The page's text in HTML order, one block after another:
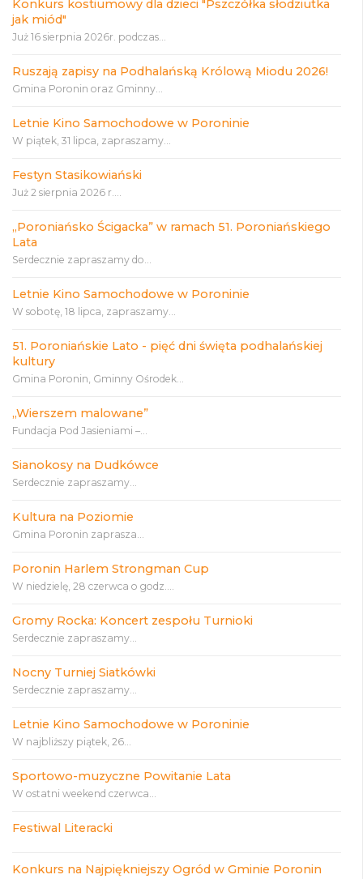
Konkurs kostiumowy dla dzieci "Pszczółka słodziutka
jak miód"
Już 16 sierpnia 2026r. podczas...
Ruszają zapisy na Podhalańską Królową Miodu 2026!
Gmina Poronin oraz Gminny...
Letnie Kino Samochodowe w Poroninie
W piątek, 31 lipca, zapraszamy...
Festyn Stasikowiański
Już 2 sierpnia 2026 r....
„Poroniańsko Ścigacka” w ramach 51. Poroniańskiego
Lata
Serdecznie zapraszamy do...
Letnie Kino Samochodowe w Poroninie
W sobotę, 18 lipca, zapraszamy...
51. Poroniańskie Lato - pięć dni święta podhalańskiej
kultury
Gmina Poronin, Gminny Ośrodek...
„Wierszem malowane”
Fundacja Pod Jasieniami –...
Sianokosy na Dudkówce
Serdecznie zapraszamy...
Kultura na Poziomie
Gmina Poronin zaprasza...
Poronin Harlem Strongman Cup
W niedzielę, 28 czerwca o godz....
Gromy Rocka: Koncert zespołu Turnioki
Serdecznie zapraszamy...
Nocny Turniej Siatkówki
Serdecznie zapraszamy...
Letnie Kino Samochodowe w Poroninie
W najbliższy piątek, 26...
Sportowo-muzyczne Powitanie Lata
W ostatni weekend czerwca...
Festiwal Literacki
Konkurs na Najpiękniejszy Ogród w Gminie Poronin